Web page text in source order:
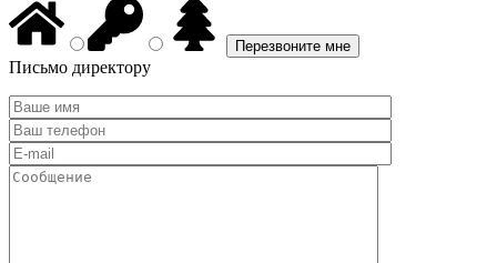
Письмо директору